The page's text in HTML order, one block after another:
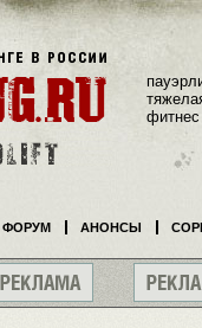
фитнес
ФОРУМ АНОНСЫ